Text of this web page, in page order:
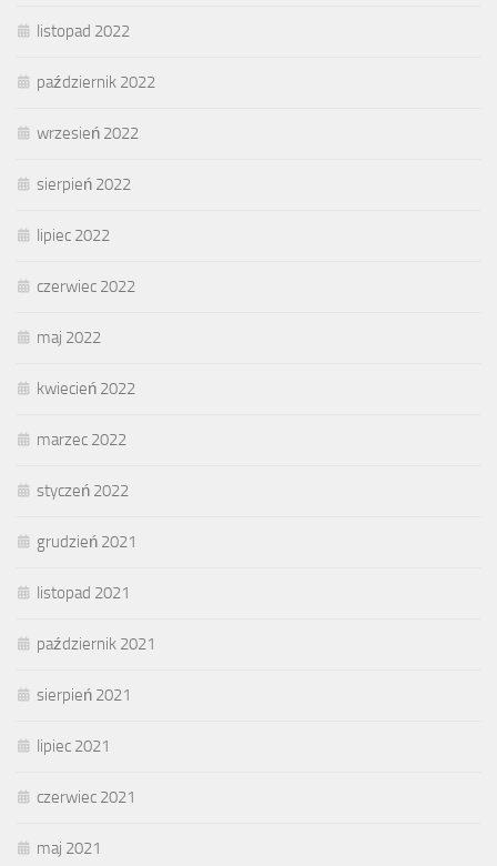
listopad 2022
październik 2022
wrzesień 2022
sierpień 2022
lipiec 2022
czerwiec 2022
maj 2022
kwiecień 2022
marzec 2022
styczeń 2022
grudzień 2021
listopad 2021
październik 2021
sierpień 2021
lipiec 2021
czerwiec 2021
maj 2021